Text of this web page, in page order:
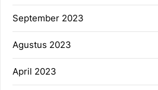
September 2023
Agustus 2023
April 2023